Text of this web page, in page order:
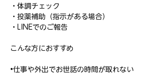
・体調チェック
・投薬補助（指示がある場合）
・LINEでのご報告
こんな方におすすめ
•仕事や外出でお世話の時間が取れない